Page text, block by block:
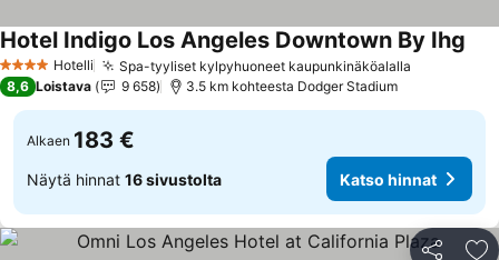
4 Tähtiluokitus
Hotelli Spa-tyyliset kylpyhuoneet kaupunkinäköalalla
Hotel Indigo Los Angeles Downtown By Ihg
8,6 Loistava 9 658 3.5 km kohteesta Dodger Stadium
Alkaen 183 €
Näytä hinnat 16 sivustolta Katso hinnat